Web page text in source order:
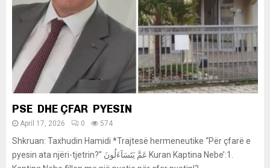
PSE DHE ÇFAR PYESIN
April 17, 2026 0 574
Shkruan: Taxhudin Hamidi *Trajtesë hermeneutike “Për çfarë e
pyesin ata njëri-tjetrin?” عَمَّ يَتَسَآءَلُونَ Kuran Kaptina Nebe’:1.